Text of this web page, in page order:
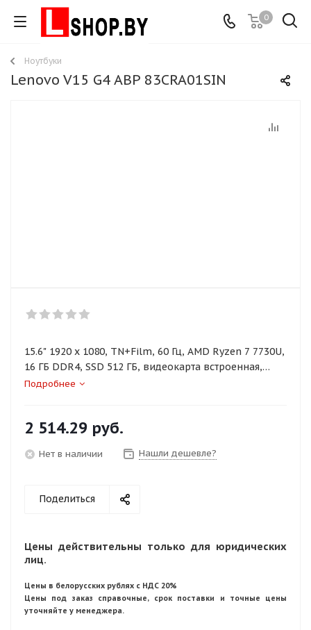
0
Ноутбуки
Lenovo V15 G4 ABP 83CRA01SIN
15.6" 1920 x 1080, TN+Film, 60 Гц, AMD Ryzen 7 7730U,
16 ГБ DDR4, SSD 512 ГБ, видеокарта встроенная,
Windows 11 Home, цвет крышки темно-серый,
Подробнее
2 514.29 руб.
Нет в наличии Нашли дешевле?
Поделиться
Цены действительны только для юридических
лиц.
Цены в белорусских рублях с НДС 20%
Цены под заказ справочные, срок поставки и точные цены
уточняйте у менеджера.